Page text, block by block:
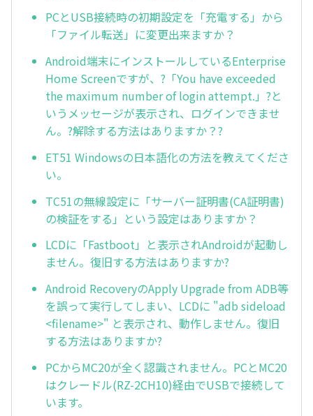
PCとUSB接続時の初期設定を「充電する」から
「ファイル転送」に変更出来ますか？
Android端末にインストールしているEnterprise
Home Screenですが、?「You have exceeded
the maximum number of login attempt.」?と
いうメッセージが表示され、ログインできませ
ん。?解除する方法はありますか？?
ET51 Windowsの日本語化の方法を教えてくださ
い。
TC51の無線設定に「サーバー証明書(CA証明書)
の検証をする」という設定はありますか？
LCDに「Fastboot」と表示されAndroidが起動し
ません。復旧する方法はありますか?
Android RecoveryのApply Upgrade from ADB等
を誤って実行してしまい、LCDに "adb sideload
<filename>" と表示され、動作しません。復旧
する方法はありますか?
PCからMC20が全く認識されません。PCとMC20
はクレードル(RZ-2CH10)経由でUSBで接続して
います。